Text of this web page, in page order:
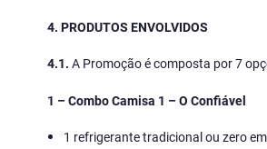
4. PRODUTOS ENVOLVIDOS
4.1. A Promoção é composta por 7
1 – Combo Camisa 1 – O Confiável
1 refrigerante tradicional ou zero